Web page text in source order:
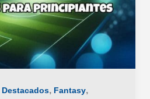
Destacados, Fantasy,